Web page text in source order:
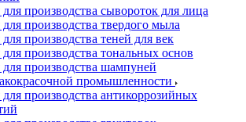
производства сывороток для лица
производства твердого мыла
производства теней для век
производства тональных основ
производства шампуней
промышленности
производства антикоррозийных